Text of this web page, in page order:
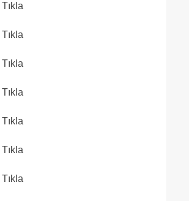
Tıkla
Tıkla
Tıkla
Tıkla
Tıkla
Tıkla
Tıkla